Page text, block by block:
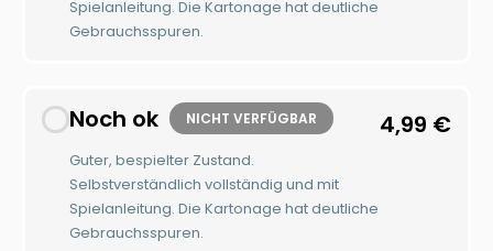
Spielanleitung. Die Kartonage hat deutliche
Gebrauchsspuren.
Noch ok NICHT VERFÜGBAR
Guter, bespielter Zustand.
Selbstverständlich vollständig und mit
Spielanleitung. Die Kartonage hat deutliche
Gebrauchsspuren.
4,99 €